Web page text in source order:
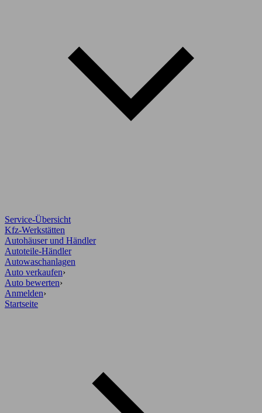
Service-Übersicht
Kfz-Werkstätten
Autohäuser und Händler
Autoteile-Händler
Autowaschanlagen
Auto verkaufen›
Auto bewerten›
Anmelden›
Startseite